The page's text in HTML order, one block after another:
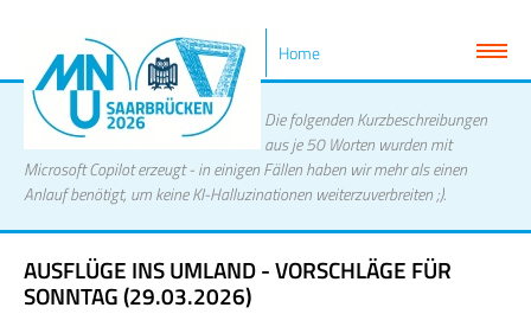
Home
Die folgenden Kurzbeschreibungen
aus je 50 Worten wurden mit
Microsoft Copilot erzeugt - in einigen Fällen haben wir mehr als einen
Anlauf benötigt, um keine KI-Halluzinationen weiterzuverbreiten ;).
AUSFLÜGE INS UMLAND - VORSCHLÄGE FÜR
SONNTAG (29.03.2026)